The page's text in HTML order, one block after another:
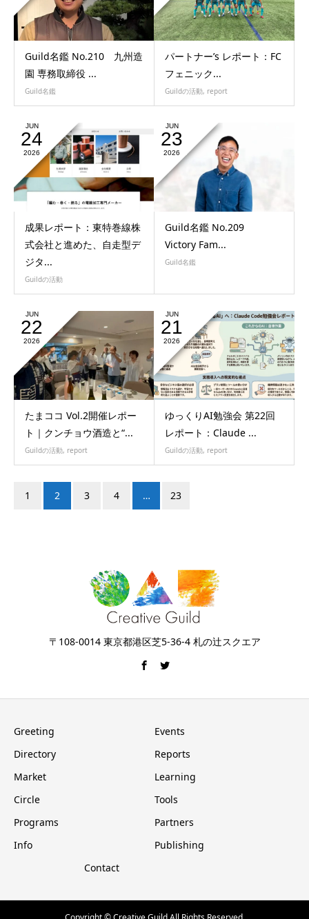
Guild名鑑 No.210 九州造
園 専務取締役 ...
Guild名鑑
パートナー’s レポート：FC
フェニック...
Guildの活動, report
JUN
24
2026
成果レポート：東特巻線株
式会社と進めた、自走型デ
ジタ...
Guildの活動
JUN
23
2026
Guild名鑑 No.209
Victory Fam...
Guild名鑑
JUN
22
2026
たまココ Vol.2開催レポー
ト｜クンチョウ酒造と“...
Guildの活動, report
JUN
21
2026
ゆっくりAI勉強会 第22回
レポート：Claude ...
Guildの活動, report
1 2 3 4 … 23
〒108-0014 東京都港区芝5-36-4 札の辻スクエア
Greeting
Events
Directory
Reports
Market
Learning
Circle
Tools
Programs
Partners
Info
Publishing
Contact